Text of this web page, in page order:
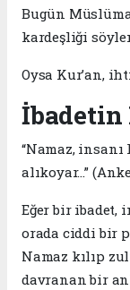
Bugün
kardeşliği
Oysa Kur’an,
İbadetin
“Namaz,
alıkoyar…”
Eğer bir ibadet,
orada ciddi bir
Namaz kılıp
davranan bir